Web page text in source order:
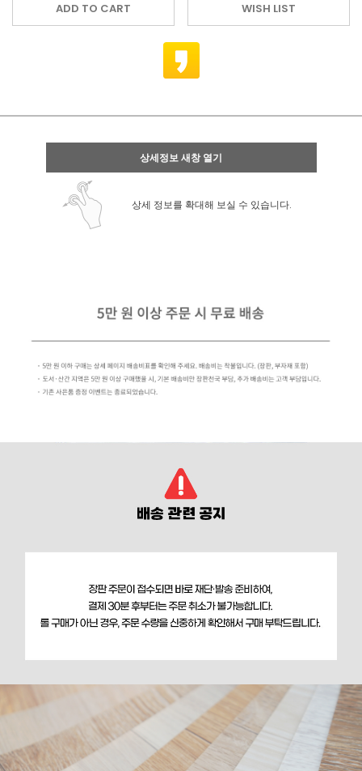
ADD TO CART WISH LIST
상세정보 새창 열기
상세 정보를 확대해 보실 수 있습니다.